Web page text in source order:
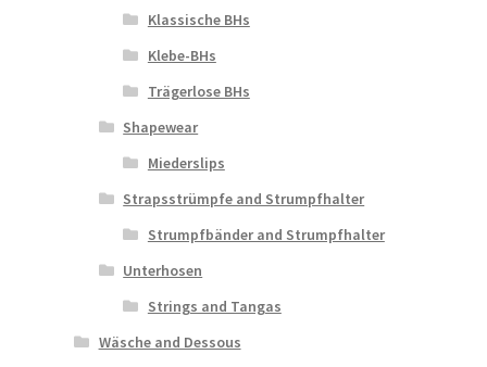
Klassische BHs
Klebe-BHs
Trägerlose BHs
Shapewear
Miederslips
Strapsstrümpfe and Strumpfhalter
Strumpfbänder and Strumpfhalter
Unterhosen
Strings and Tangas
Wäsche and Dessous